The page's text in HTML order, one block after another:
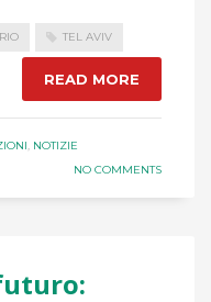
TEL AVIV
READ MORE
, NOTIZIE
NO COMMENTS